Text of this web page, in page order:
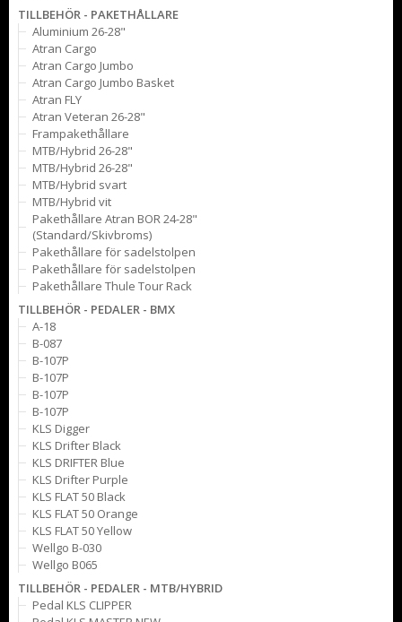
TILLBEHÖR - PAKETHÅLLARE
Aluminium 26-28"
Atran Cargo
Atran Cargo Jumbo
Atran Cargo Jumbo Basket
Atran FLY
Atran Veteran 26-28"
Frampakethållare
MTB/Hybrid 26-28"
MTB/Hybrid 26-28"
MTB/Hybrid svart
MTB/Hybrid vit
Pakethållare Atran BOR 24-28"
(Standard/Skivbroms)
Pakethållare för sadelstolpen
Pakethållare för sadelstolpen
Pakethållare Thule Tour Rack
TILLBEHÖR - PEDALER - BMX
A-18
B-087
B-107P
B-107P
B-107P
B-107P
KLS Digger
KLS Drifter Black
KLS DRIFTER Blue
KLS Drifter Purple
KLS FLAT 50 Black
KLS FLAT 50 Orange
KLS FLAT 50 Yellow
Wellgo B-030
Wellgo B065
TILLBEHÖR - PEDALER - MTB/HYBRID
Pedal KLS CLIPPER